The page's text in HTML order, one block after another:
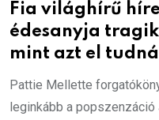
Fia világhírű
édesanyja
mint azt el
Pattie Mellette
leginkább a